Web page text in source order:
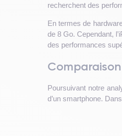
recherchent des
En termes de
de 8 Go. Cependant,
des performances
Poursuivant notre
d’un smartphone.